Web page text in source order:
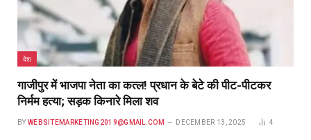
देश
गाजीपुर में भाजपा नेता का कत्ल! प्रधान के बेटे की पीट-पीटकर
निर्मम हत्या; सड़क किनारे मिला शव
BY WEBSITEMARKETING2019@GMAIL.COM DECEMBER 13, 2025 4